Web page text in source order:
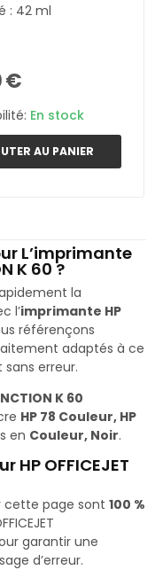
: 42 ml
€
En stock
AU PANIER
L’imprimante
K 60 ?
la
l’imprimante HP
référençons
adaptés à ce
erreur.
K 60
HP 78 Couleur, HP
en Couleur, Noir.
OFFICEJET
cette page sont 100 %
garantir une
d’erreur.